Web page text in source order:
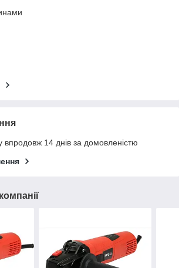
впродовж 14 днів за домовленістю